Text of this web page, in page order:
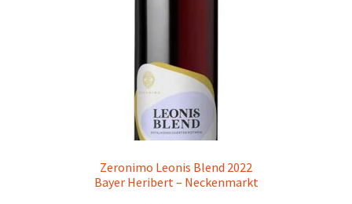
Zeronimo Leonis Blend 2022
Bayer Heribert – Neckenmarkt